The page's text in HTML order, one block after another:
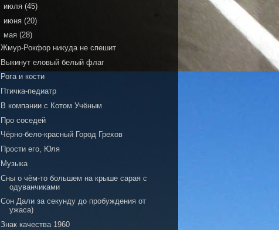
июля (45)
июня (20)
мая (28)
Жмур-Рокфор никуда не спешит
Выкинут еловый белый флаг
Рога и кости
Птичка-педиатр
В компании с Котом Учёным
Про соседей
Чёрно-бело-красный Город Грехов
Прости его, Юля
Музыка
Сны о чём-то большем на крыше сарая с
одуванчиками
Сон Дали за секунду до пробуждения от
ужаса)
Знак качества 1960